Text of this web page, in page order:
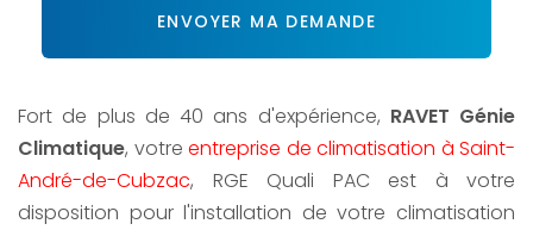
*
ENVOYER MA DEMANDE
Fort de plus de 40 ans d'expérience, RAVET Génie
Climatique, votre entreprise de climatisation à Saint-
André-de-Cubzac, RGE Quali PAC est à votre
disposition pour l'installation de votre climatisation